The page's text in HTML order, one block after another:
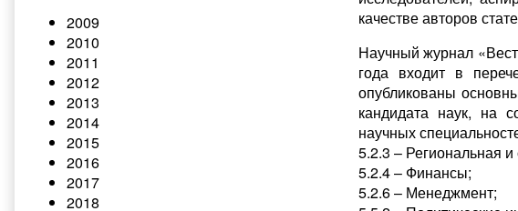
качестве авторов
Научный журнал
года входит в
опубликованы
кандидата наук, на
научных
5.2.3 – Региональная
5.2.4 – Финансы;
5.2.6 – Менеджмент;
2009
2010
2011
2012
2013
2014
2015
2016
2017
2018